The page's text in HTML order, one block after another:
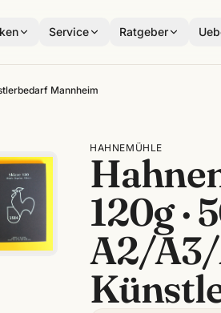
Service Ratgeber
Mannheim
HAHNEMÜHLE
120g ·
A2/A3/